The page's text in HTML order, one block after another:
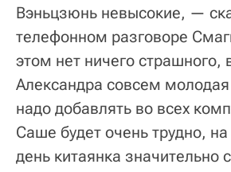
Вэньцзюнь невысокие, —
телефонном разговоре
этом нет ничего страшного,
Александра совсем
надо добавлять во всех
Саше будет очень трудно,
день китаянка значительно